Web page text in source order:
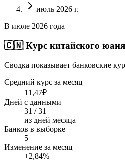
июль 2026 г.
В июле 2026 года
🇨🇳 Курс китайского
Сводка показывает банковские
Средний курс за месяц
11,47₽
Дней с данными
31 / 31
из дней месяца
Банков в выборке
5
Изменение за месяц
+2,84%